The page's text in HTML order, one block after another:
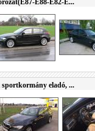
E88-E82-E...
eladó, ...